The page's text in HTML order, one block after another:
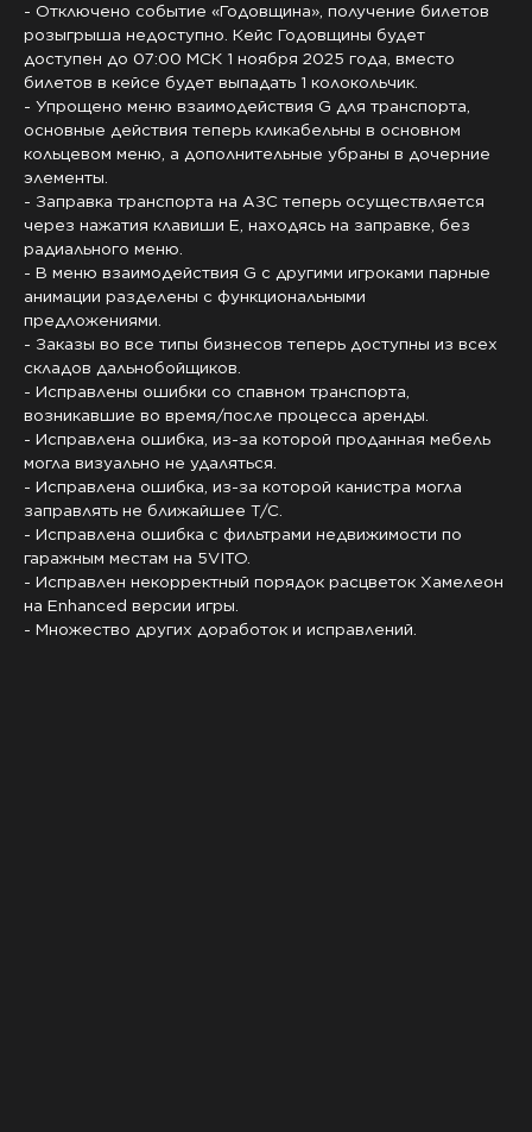
- Отключено событие «Годовщина», получение билетов
розыгрыша недоступно. Кейс Годовщины будет
доступен до 07:00 МСК 1 ноября 2025 года, вместо
билетов в кейсе будет выпадать 1 колокольчик.
- Упрощено меню взаимодействия G для транспорта,
основные действия теперь кликабельны в основном
кольцевом меню, а дополнительные убраны в дочерние
элементы.
- Заправка транспорта на АЗС теперь осуществляется
через нажатия клавиши E, находясь на заправке, без
радиального меню.
- В меню взаимодействия G с другими игроками парные
анимации разделены с функциональными
предложениями.
- Заказы во все типы бизнесов теперь доступны из всех
складов дальнобойщиков.
- Исправлены ошибки со спавном транспорта,
возникавшие во время/после процесса аренды.
- Исправлена ошибка, из-за которой проданная мебель
могла визуально не удаляться.
- Исправлена ошибка, из-за которой канистра могла
заправлять не ближайшее Т/С.
- Исправлена ошибка с фильтрами недвижимости по
гаражным местам на 5VITO.
- Исправлен некорректный порядок расцветок Хамелеон
на Enhanced версии игры.
- Множество других доработок и исправлений.